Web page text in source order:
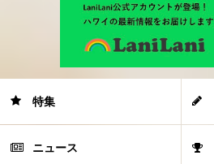
特集
ニュース